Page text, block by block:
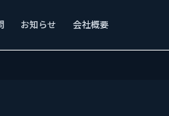
お知らせ 会社概要